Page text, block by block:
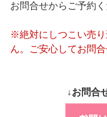
お問合せからご予約
※絶対にしつこい売
ん。ご安心してお問合
↓お問合